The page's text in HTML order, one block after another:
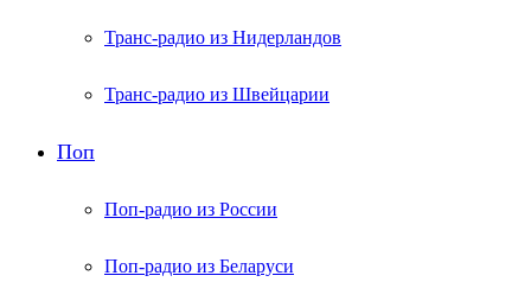
Транс-радио из Нидерландов
Транс-радио из Швейцарии
Поп
Поп-радио из России
Поп-радио из Беларуси